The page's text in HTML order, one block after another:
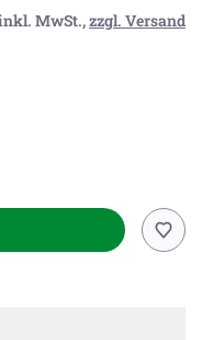
MwSt.,zzgl. Versand